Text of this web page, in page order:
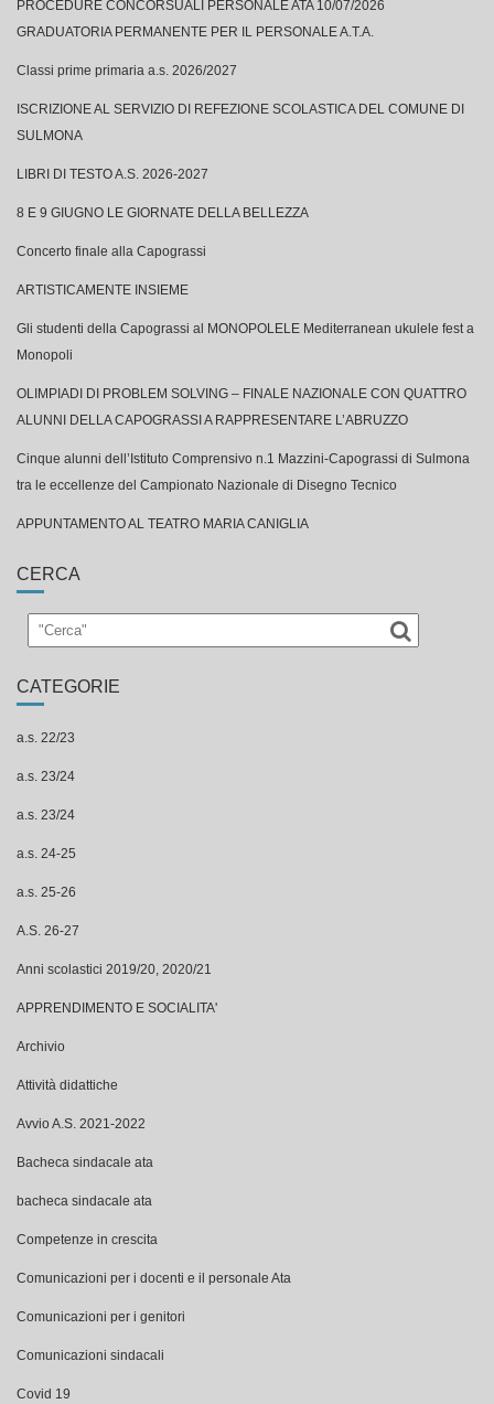
PROCEDURE CONCORSUALI PERSONALE ATA 10/07/2026
GRADUATORIA PERMANENTE PER IL PERSONALE A.T.A.
Classi prime primaria a.s. 2026/2027
ISCRIZIONE AL SERVIZIO DI REFEZIONE SCOLASTICA DEL COMUNE DI
SULMONA
LIBRI DI TESTO A.S. 2026-2027
8 E 9 GIUGNO LE GIORNATE DELLA BELLEZZA
Concerto finale alla Capograssi
ARTISTICAMENTE INSIEME
Gli studenti della Capograssi al MONOPOLELE Mediterranean ukulele fest a
Monopoli
OLIMPIADI DI PROBLEM SOLVING – FINALE NAZIONALE CON QUATTRO
ALUNNI DELLA CAPOGRASSI A RAPPRESENTARE L’ABRUZZO
Cinque alunni dell’Istituto Comprensivo n.1 Mazzini-Capograssi di Sulmona
tra le eccellenze del Campionato Nazionale di Disegno Tecnico
APPUNTAMENTO AL TEATRO MARIA CANIGLIA
CERCA
CATEGORIE
a.s. 22/23
a.s. 23/24
a.s. 23/24
a.s. 24-25
a.s. 25-26
A.S. 26-27
Anni scolastici 2019/20, 2020/21
APPRENDIMENTO E SOCIALITA'
Archivio
Attività didattiche
Avvio A.S. 2021-2022
Bacheca sindacale ata
bacheca sindacale ata
Competenze in crescita
Comunicazioni per i docenti e il personale Ata
Comunicazioni per i genitori
Comunicazioni sindacali
Covid 19